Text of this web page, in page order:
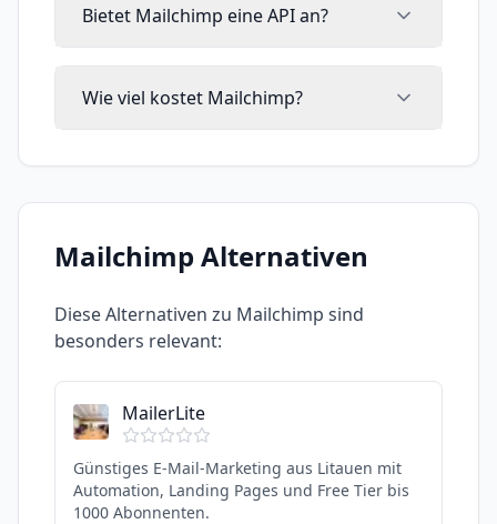
Bietet Mailchimp eine API an?
Wie viel kostet Mailchimp?
Mailchimp Alternativen
Diese Alternativen zu Mailchimp sind
besonders relevant:
MailerLite
Günstiges E-Mail-Marketing aus Litauen mit
Automation, Landing Pages und Free Tier bis
1000 Abonnenten.